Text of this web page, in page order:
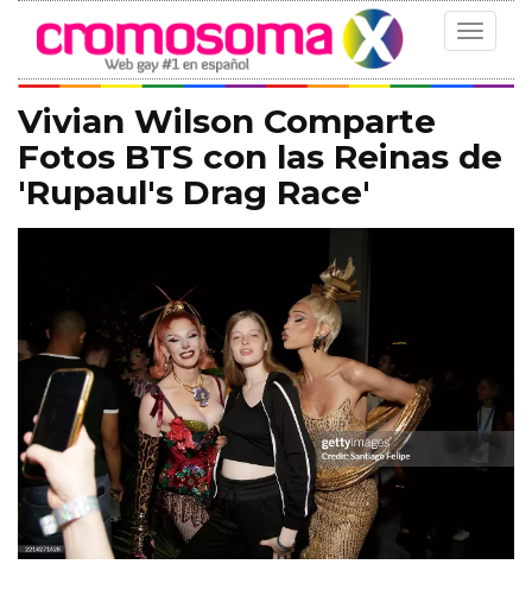
Toggle
Vivian Wilson Comparte
Fotos BTS con las Reinas de
'Rupaul's Drag Race'